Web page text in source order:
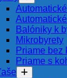
Balóniky k
Mikrobyrety
Priame bez
Priame s